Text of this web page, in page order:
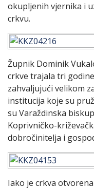
okupljenih vjernika i
crkvu.
Župnik Dominik
crkve trajala tri
zahvaljujući velikom
institucija koje su
su Varaždinska
Koprivničko-
dobročinitelja i
Iako je crkva